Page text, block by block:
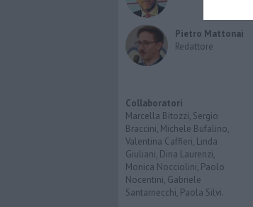
Pietro Mattonai
Redattore
Collaboratori
Marcella Bitozzi, Sergio
Braccini, Michele Bufalino,
Valentina Caffieri, Linda
Giuliani, Dina Laurenzi,
Monica Nocciolini, Paolo
Nocentini, Gabriele
Santarnecchi, Paola Silvi.